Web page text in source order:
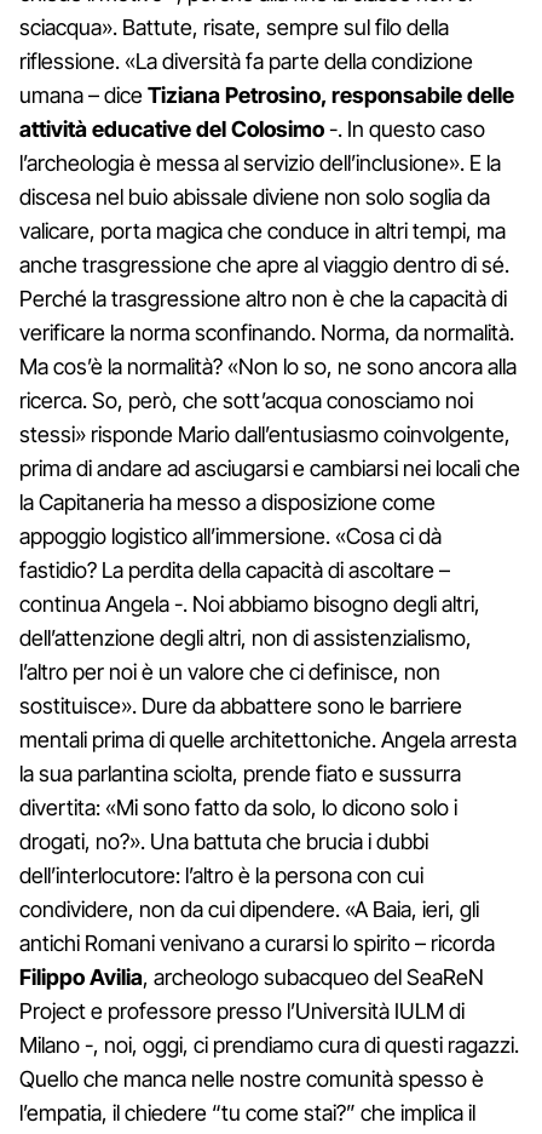
sciacqua». Battute, risate, sempre sul filo della
riflessione. «La diversità fa parte della condizione
umana – diceTiziana Petrosino, responsabile delle
attività educative del Colosimo-. In questo caso
l’archeologia è messa al servizio dell’inclusione». E la
discesa nel buio abissale diviene non solo soglia da
valicare, porta magica che conduce in altri tempi, ma
anche trasgressione che apre al viaggio dentro di sé.
Perché la trasgressione altro non è che la capacità di
verificare la norma sconfinando. Norma, da normalità.
Ma cos’è la normalità? «Non lo so, ne sono ancora alla
ricerca. So, però, che sott’acqua conosciamo noi
stessi» risponde Mario dall’entusiasmo coinvolgente,
prima di andare ad asciugarsi e cambiarsi nei locali che
la Capitaneria ha messo a disposizione come
appoggio logistico all’immersione. «Cosa ci dà
fastidio? La perdita della capacità di ascoltare –
continua Angela -. Noi abbiamo bisogno degli altri,
dell’attenzione degli altri, non di assistenzialismo,
l’altro per noi è un valore che ci definisce, non
sostituisce». Dure da abbattere sono le barriere
mentali prima di quelle architettoniche. Angela arresta
la sua parlantina sciolta, prende fiato e sussurra
divertita: «Mi sono fatto da solo, lo dicono solo i
drogati, no?». Una battuta che brucia i dubbi
dell’interlocutore: l’altro è la persona con cui
condividere, non da cui dipendere. «A Baia, ieri, gli
antichi Romani venivano a curarsi lo spirito – ricorda
Filippo Avilia, archeologo subacqueo del SeaReN
Project e professore presso l’Università IULM di
Milano -, noi, oggi, ci prendiamo cura di questi ragazzi.
Quello che manca nelle nostre comunità spesso è
l’empatia, il chiedere “tu come stai?” che implica il